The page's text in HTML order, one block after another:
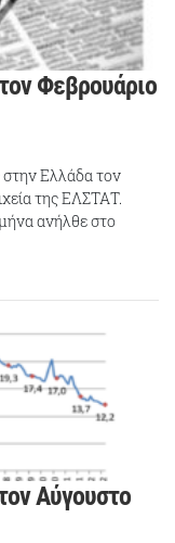
Φεβρουάριο
στην Ελλάδα τον
της ΕΛΣΤΑΤ.
ανήλθε στο
Αύγουστο